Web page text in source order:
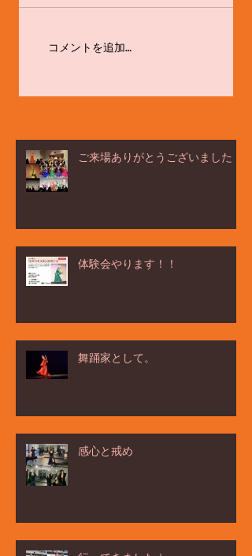
コメントを追加…
ご来場ありがとうございました！
体験会やります！！
舞踊家として。
感心と戒め